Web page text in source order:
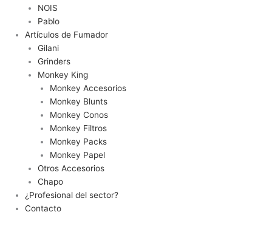
NOIS
Pablo
Artículos de Fumador
Gilani
Grinders
Monkey King
Monkey Accesorios
Monkey Blunts
Monkey Conos
Monkey Filtros
Monkey Packs
Monkey Papel
Otros Accesorios
Chapo
¿Profesional del sector?
Contacto